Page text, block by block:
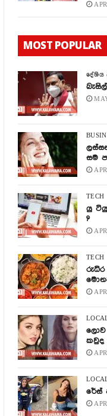
MOST POPULAR
දේශිය
සම
TECH
යු
?
TECH
රුධිර
ලොව
කවුද
රේස්